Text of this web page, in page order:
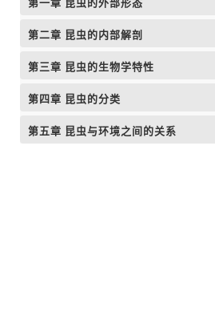
第一章昆虫的外部形态
第二章昆虫的内部解剖
第三章昆虫的生物学特性
第四章昆虫的分类
第五章昆虫与环境之间的关系